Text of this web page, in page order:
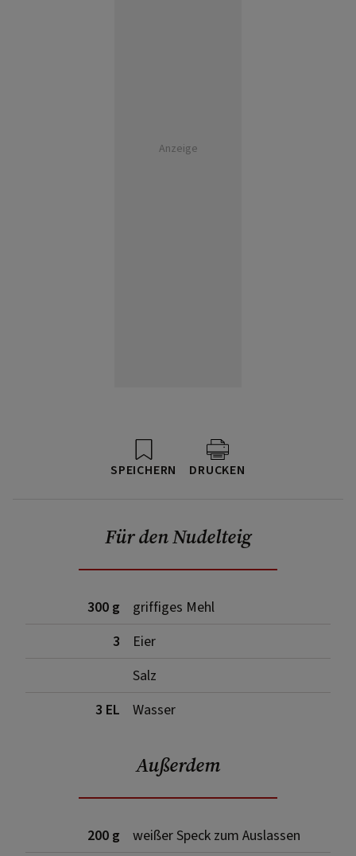
Anzeige
SPEICHERN DRUCKEN
Für den Nudelteig
300 g
griffiges Mehl
3
Eier
Salz
3 EL
Wasser
Außerdem
200 g
weißer Speck zum Auslassen